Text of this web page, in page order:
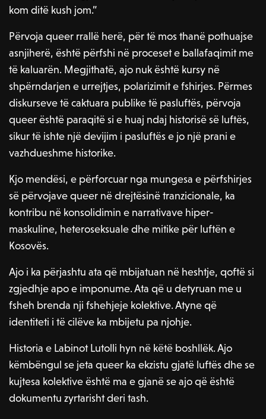
kom ditë kush jom.”
Përvoja queer rrallë herë, për të mos thanë pothuajse
asnjiherë, është përfshi në proceset e ballafaqimit me
të kaluarën. Megjithatë, ajo nuk është kursy në
shpërndarjen e urrejtjes, polarizimit e fshirjes. Përmes
diskurseve të caktuara publike të pasluftës, përvoja
queer është paraqitë si e huaj ndaj historisë së luftës,
sikur të ishte një devijim i pasluftës e jo një prani e
vazhdueshme historike.
Kjo mendësi, e përforcuar nga mungesa e përfshirjes
së përvojave queer në drejtësinë tranzicionale, ka
kontribu në konsolidimin e narrativave hiper-
maskuline, heteroseksuale dhe mitike për luftën e
Kosovës.
Ajo i ka përjashtu ata që mbijatuan në heshtje, qoftë si
zgjedhje apo e imponume. Ata që u detyruan me u
fsheh brenda nji fshehjeje kolektive. Atyne që
identiteti i të cilëve ka mbijetu pa njohje.
Historia e Labinot Lutolli hyn në këtë boshllëk. Ajo
këmbëngul se jeta queer ka ekzistu gjatë luftës dhe se
kujtesa kolektive është ma e gjanë se ajo që është
dokumentu zyrtarisht deri tash.